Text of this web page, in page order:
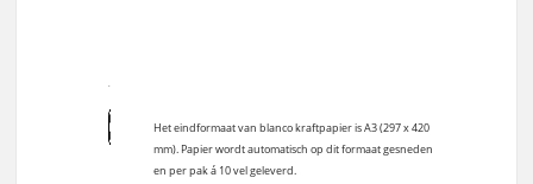
Het eindformaat van blanco kraftpapier is A3 (297 x 420
mm). Papier wordt automatisch op dit formaat gesneden
en per pak á 10 vel geleverd.